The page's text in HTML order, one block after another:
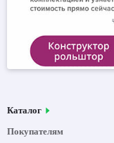
Каталог
Покупателям